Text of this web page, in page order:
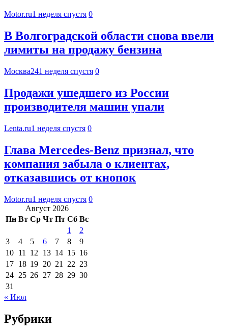
Motor.ru1 неделя спустя 0
В Волгоградской области снова ввели
лимиты на продажу бензина
Москва241 неделя спустя 0
Продажи ушедшего из России
производителя машин упали
Lenta.ru1 неделя спустя 0
Глава Mercedes-Benz признал, что
компания забыла о клиентах,
отказавшись от кнопок
Motor.ru1 неделя спустя 0
Август 2026
Пн Вт Ср Чт Пт Сб Вс
1
2
3
4 5 6 7 8
9
10 11 12 13 14 15 16
17 18 19 20 21 22 23
24 25 26 27 28 29 30
31
« Июл
Рубрики